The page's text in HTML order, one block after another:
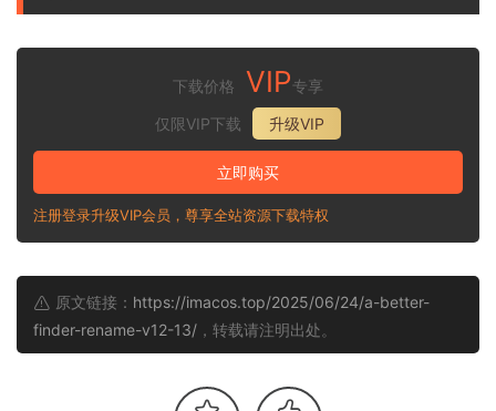
下载价格 VIP专享
仅限VIP下载
升级VIP
立即购买
注册登录升级VIP会员，尊享全站资源下载特权
原文链接： https://imacos.top/2025/06/24/a-better-
finder-rename-v12-13/ ，转载请注明出处。